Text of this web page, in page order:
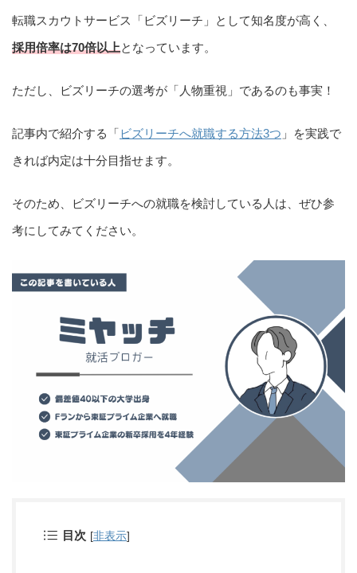
転職スカウトサービス「ビズリーチ」として知名度が高く、
採用倍率は70倍以上となっています。
ただし、ビズリーチの選考が「人物重視」であるのも事実！
記事内で紹介する「 ビズリーチへ就職する方法3つ 」を実践で
きれば内定は十分目指せます。
そのため、ビズリーチへの就職を検討している人は、ぜひ参
考にしてみてください。
目次 [非表示]